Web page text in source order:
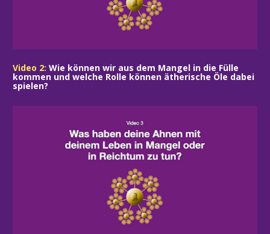
Video 2: Wie können wir aus dem Mangel in die Fülle
kommen und welche Rolle können ätherische Öle dabei
spielen?